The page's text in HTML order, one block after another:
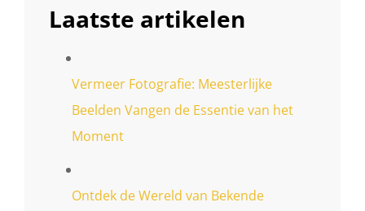
Laatste artikelen
Vermeer Fotografie: Meesterlijke
Beelden Vangen de Essentie van het
Moment
Ontdek de Wereld van Bekende